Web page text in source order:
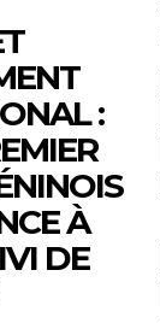
:
À
DE